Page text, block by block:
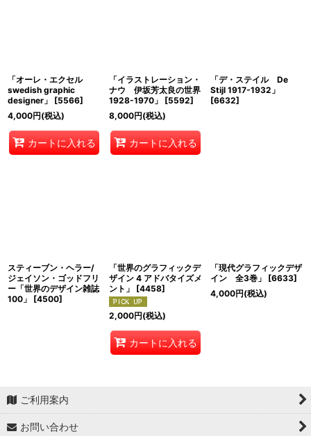
「オーレ・エクセル
swedish graphic
designer」
[5566]
4,000円(税込)
カートに入れる
「イラストレーション・
ナウ 伊坂芳太良の世界
1928-1970」
[5592]
8,000円(税込)
カートに入れる
「デ・ステイル De
Stijl 1917-1932」
[6632]
スティーブン・ヘラー/
ジェイソン・ゴッドフリ
ー「世界のデザイン雑誌
100」
[4500]
「世界のグラフィックデ
ザイン 4 アドバタイズメ
ント」
[4458]
2,000円(税込)
カートに入れる
「現代グラフィックデザ
イン 全3巻」
[6633]
4,000円(税込)
ご利用案内
お問い合わせ